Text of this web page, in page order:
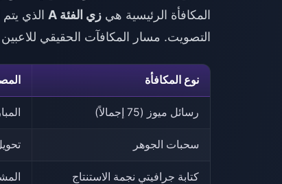
المكافأة الرئيسية هي زي الفئة A
الذي
التصويت. مسار المكافآت الحقيقي
نوع المكافأة
رسائل ميوز (75 إجمالاً)
سحبات الجوهر
كتابة جرافيتي نجمة الاستنتاج